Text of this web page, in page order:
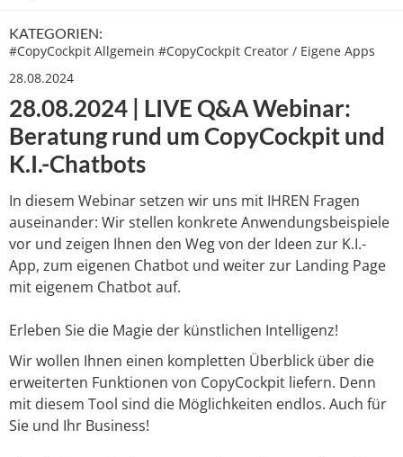
KATEGORIEN:
#CopyCockpit Allgemein #CopyCockpit Creator / Eigene Apps
28.08.2024
28.08.2024 | LIVE Q&A Webinar:
Beratung rund um CopyCockpit und
K.I.-Chatbots
In diesem Webinar setzen wir uns mit IHREN Fragen
auseinander: Wir stellen konkrete Anwendungsbeispiele
vor und zeigen Ihnen den Weg von der Ideen zur K.I.-
App, zum eigenen Chatbot und weiter zur Landing Page
mit eigenem Chatbot auf.
Erleben Sie die Magie der künstlichen Intelligenz!
Wir wollen Ihnen einen kompletten Überblick über die
erweiterten Funktionen von CopyCockpit liefern. Denn
mit diesem Tool sind die Möglichkeiten endlos. Auch für
Sie und Ihr Business!